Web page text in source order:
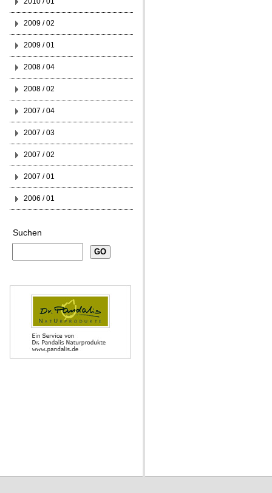
2009 / 02
2009 / 01
2008 / 04
2008 / 02
2007 / 04
2007 / 03
2007 / 02
2007 / 01
2006 / 01
Suchen